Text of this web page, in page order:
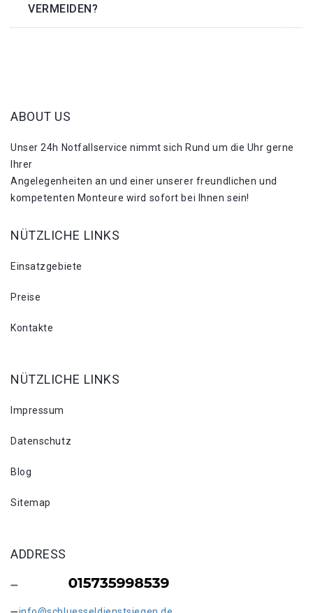
VERMEIDEN?
ABOUT US
Unser 24h Notfallservice nimmt sich Rund um die Uhr gerne
Ihrer
Angelegenheiten an und einer unserer freundlichen und
kompetenten Monteure wird sofort bei Ihnen sein!
NÜTZLICHE LINKS
Einsatzgebiete
Preise
Kontakte
NÜTZLICHE LINKS
Impressum
Datenschutz
Blog
Sitemap
ADDRESS